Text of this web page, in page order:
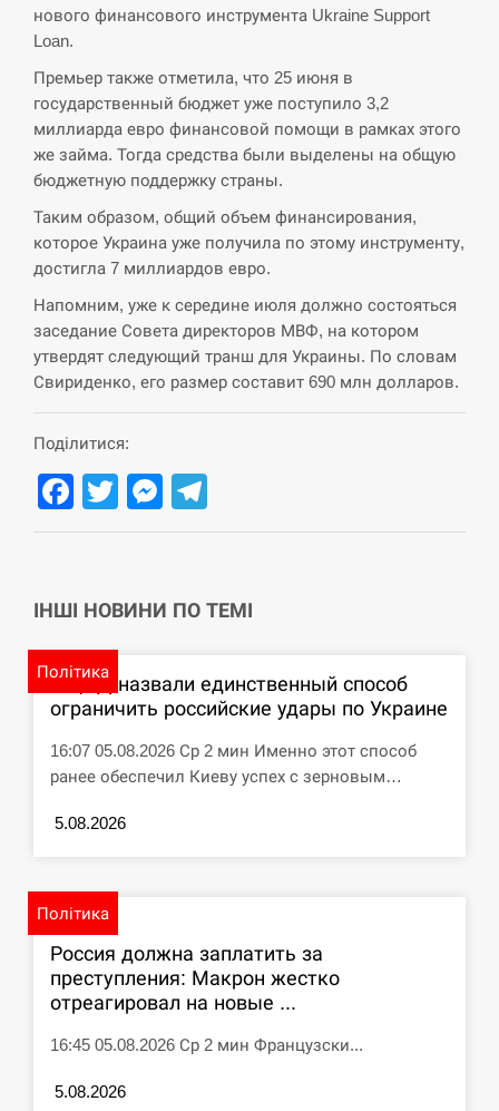
СЕРПЕНЬ
13:53
В Москве пожаловались на “кратный рост” атак
дронов Украины
СЕРПЕНЬ
13:40
Біля українського літака в аеропорту Лейпцига
виявили дрон, ймовірно, з…
СЕРПЕНЬ
“Они должны быть уничтожены”: в МИДе
ответили, как отреагируют на…
СЕРПЕНЬ
13:10
навчання на тлі загрози вторгнення з…
СЕРПЕНЬ
Украины, несмотря на сомнения…
12:40
Латвія готова направити до 20 військових для
СЕРПЕНЬ
СЕРПЕНЬ
12:10
У США зафіксували рекордний спалах
циклоспорозу, захворіли понад 10 тисяч…
СЕРПЕНЬ
11:53
Под огнем “Эпицентр”, ROZETKA и “Новая
нового финансового инструмента Ukraine Support
Loan.
Премьер также отметила, что 25 июня в
государственный бюджет уже поступило 3,2
миллиарда евро финансовой помощи в рамках этого
же займа. Тогда средства были выделены на общую
бюджетную поддержку страны.
Таким образом, общий объем финансирования,
которое Украина уже получила по этому инструменту,
достигла 7 миллиардов евро.
Напомним, уже к середине июля должно состояться
заседание Совета директоров МВФ, на котором
утвердят следующий транш для Украины. По словам
Свириденко, его размер составит 690 млн долларов.
Поділитися:
Facebook
TwitterMessenger
ІНШІ НОВИНИ ПО ТЕМІ
Політика
В ЦПД назвали единственный способ
ограничить российские удары по Украине
16:07 05.08.2026 Ср 2 мин Именно этот способ
ранее обеспечил Киеву успех с зерновым…
5.08.2026
Політика
Россия должна заплатить за
преступления: Макрон жестко
отреагировал на новые ...
16:45 05.08.2026 Ср 2 мин Французски...
5.08.2026